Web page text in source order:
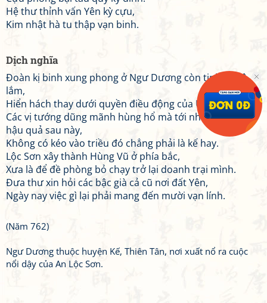
Hệ thư thỉnh vấn Yên kỳ cựu,
Kim nhật hà tu thập vạn binh.
Dịch nghĩa
Đoàn kị binh xung phong ở Ngư Dương còn tinh nhuệ
lắm,
Hiển hách thay dưới quyền điều động của Ung Vương.
Các vị tướng dũng mãnh hùng hổ mà tới nhưng lại lo
hậu quả sau này,
Không có kéo vào triều đó chẳng phải là kế hay.
Lộc Sơn xây thành Hùng Vũ ở phía bắc,
Xưa là để đề phòng bỏ chạy trở lại doanh trại mình.
Đưa thư xin hỏi các bậc già cả cũ nơi đất Yên,
Ngày nay việc gì lại phải mang đến mười vạn lính.
(Năm 762)
Ngư Dương thuộc huyện Kế, Thiên Tân, nơi xuất nổ ra cuộc
nổi dậy của An Lộc Sơn.